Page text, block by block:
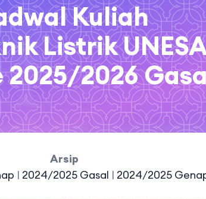
Kuliah
Listrik
2025/2026
Arsip
| 2024/2025 Gasal | 2024/2025